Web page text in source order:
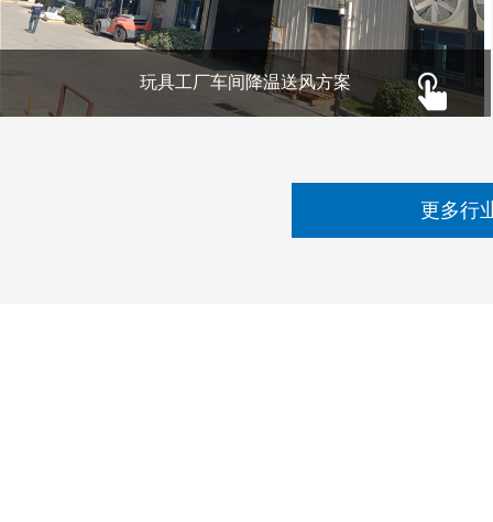
玩具工厂车间降温送风方案
更多行